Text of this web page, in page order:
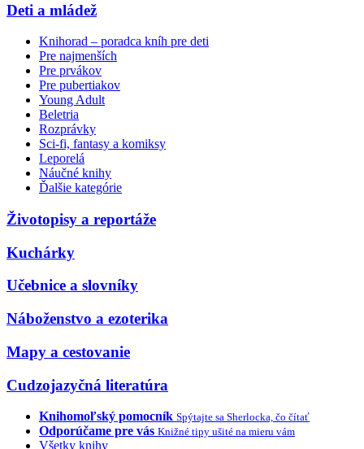
Deti a mládež
Knihorad – poradca kníh pre deti
Pre najmenších
Pre prvákov
Pre pubertiakov
Young Adult
Beletria
Rozprávky
Sci-fi, fantasy a komiksy
Leporelá
Náučné knihy
Ďalšie kategórie
Životopisy a reportáže
Kuchárky
Učebnice a slovníky
Náboženstvo a ezoterika
Mapy a cestovanie
Cudzojazyčná literatúra
Knihomoľský pomocník Spýtajte sa Sherlocka, čo čítať
Odporúčame pre vás Knižné tipy ušité na mieru vám
Všetky knihy